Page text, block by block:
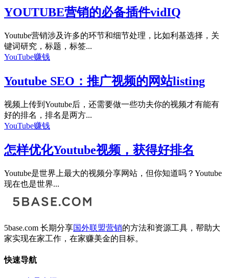
YOUTUBE营销的必备插件vidIQ
Youtube营销涉及许多的环节和细节处理，比如利基选择，关
键词研究，标题，标签...
YouTube赚钱
Youtube SEO：推广视频的网站listing
视频上传到Youtube后，还需要做一些功夫你的视频才有能有
好的排名，排名是两方...
YouTube赚钱
怎样优化Youtube视频，获得好排名
Youtube是世界上最大的视频分享网站，但你知道吗？Youtube
现在也是世界...
5base.com 长期分享国外联盟营销的方法和资源工具，帮助大
家实现在家工作，在家赚美金的目标。
快速导航